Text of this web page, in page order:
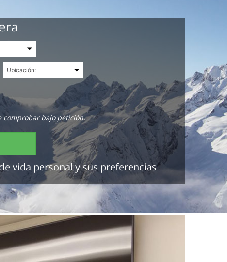
comprobar bajo petición.
vida personal y sus preferencias